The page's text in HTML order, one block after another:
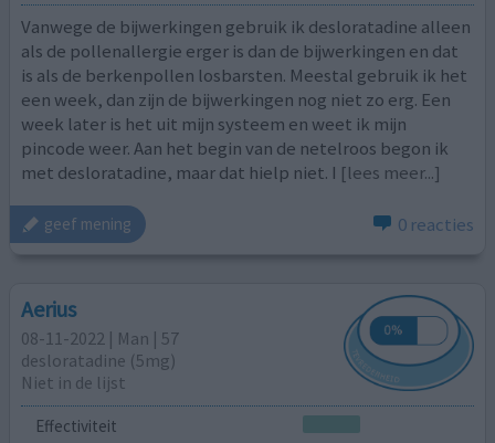
Vanwege de bijwerkingen gebruik ik desloratadine alleen
als de pollenallergie erger is dan de bijwerkingen en dat
is als de berkenpollen losbarsten. Meestal gebruik ik het
een week, dan zijn de bijwerkingen nog niet zo erg. Een
week later is het uit mijn systeem en weet ik mijn
pincode weer. Aan het begin van de netelroos begon ik
met desloratadine, maar dat hielp niet. I [lees meer...]
geef mening 0 reacties
Aerius
08-11-2022 | Man | 57
desloratadine (5mg)
Niet in de lijst
Effectiviteit